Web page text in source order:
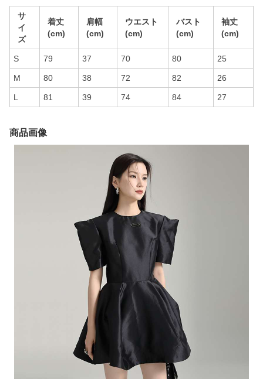
サ
イ
ズ
着丈
(cm)
肩幅
(cm)
ウエスト
(cm)
バスト
(cm)
袖丈
(cm)
S 79 37 70 80 25
M 80 38 72 82 26
L 81 39 74 84 27
商品画像